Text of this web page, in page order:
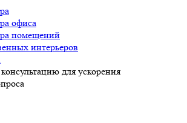
офиса
помещений
интерьеров
для ускорения